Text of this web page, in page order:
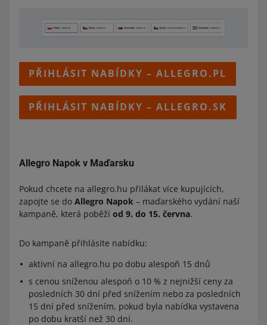
PŘIHLÁSIT NABÍDKY – ALLEGRO.PL
PŘIHLÁSIT NABÍDKY – ALLEGRO.SK
Allegro Napok v Maďarsku
Pokud chcete na allegro.hu přilákat více kupujících,
zapojte se do Allegro Napok – maďarského vydání naší
kampaně, která poběží od 9. do 15. června.
Do kampaně přihlásíte nabídku:
aktivní na allegro.hu po dobu alespoň 15 dnů
s cenou sníženou alespoň o 10 % z nejnižší ceny za
posledních 30 dní před snížením nebo za posledních
15 dní před snížením, pokud byla nabídka vystavena
po dobu kratší než 30 dní.